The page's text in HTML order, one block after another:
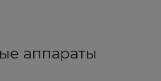
аппараты